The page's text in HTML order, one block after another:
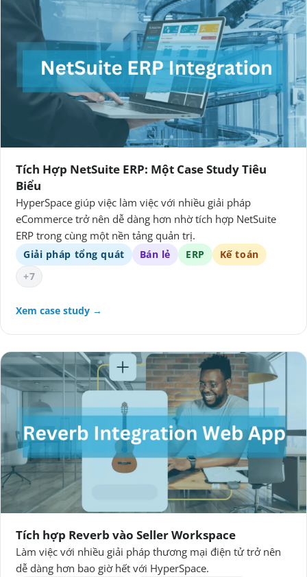
Tích Hợp NetSuite ERP: Một Case Study Tiêu
Biểu
HyperSpace giúp việc làm việc với nhiều giải pháp
eCommerce trở nên dễ dàng hơn nhờ tích hợp NetSuite
ERP trong cùng một nền tảng quản trị.
Giải pháp tổng quát Bán lẻ ERP
Kế toán
+7
Xem case study →
Tích hợp Reverb vào Seller Workspace
Làm việc với nhiều giải pháp thương mại điện tử trở nên
dễ dàng hơn bao giờ hết với HyperSpace.